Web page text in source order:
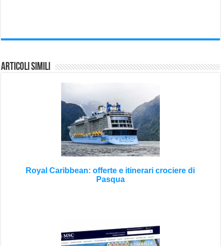
Articoli Simili
Royal Caribbean: offerte e itinerari crociere di
Pasqua